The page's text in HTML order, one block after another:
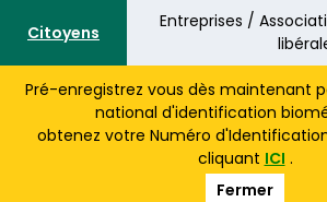
Aller au contenu principal
Citoyens
Entreprises /
Pré-enregistrez vous dès maintenant
national d'identification
obtenez votre Numéro
cliquant ICI .
Fermer